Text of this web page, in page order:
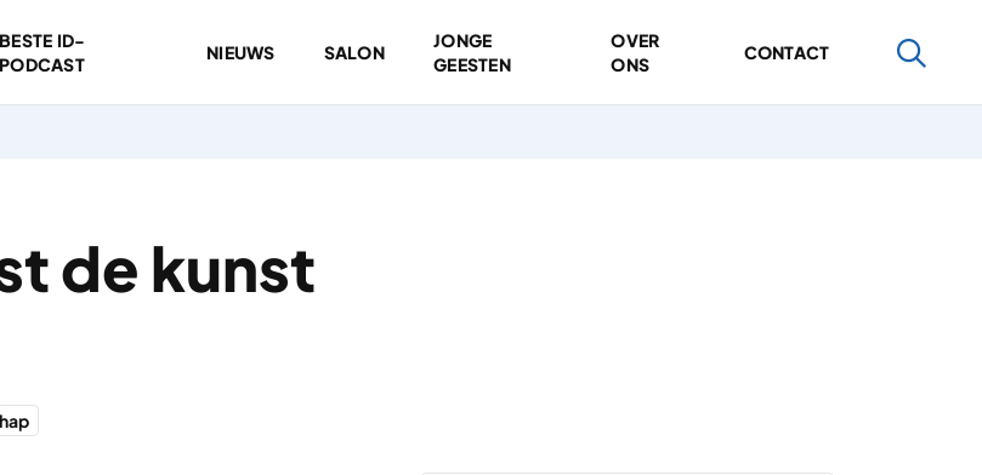
BESTE ID-
PODCAST
NIEUWS SALON
JONGE
GEESTEN
OVER
ONS
CONTACT
de kunst